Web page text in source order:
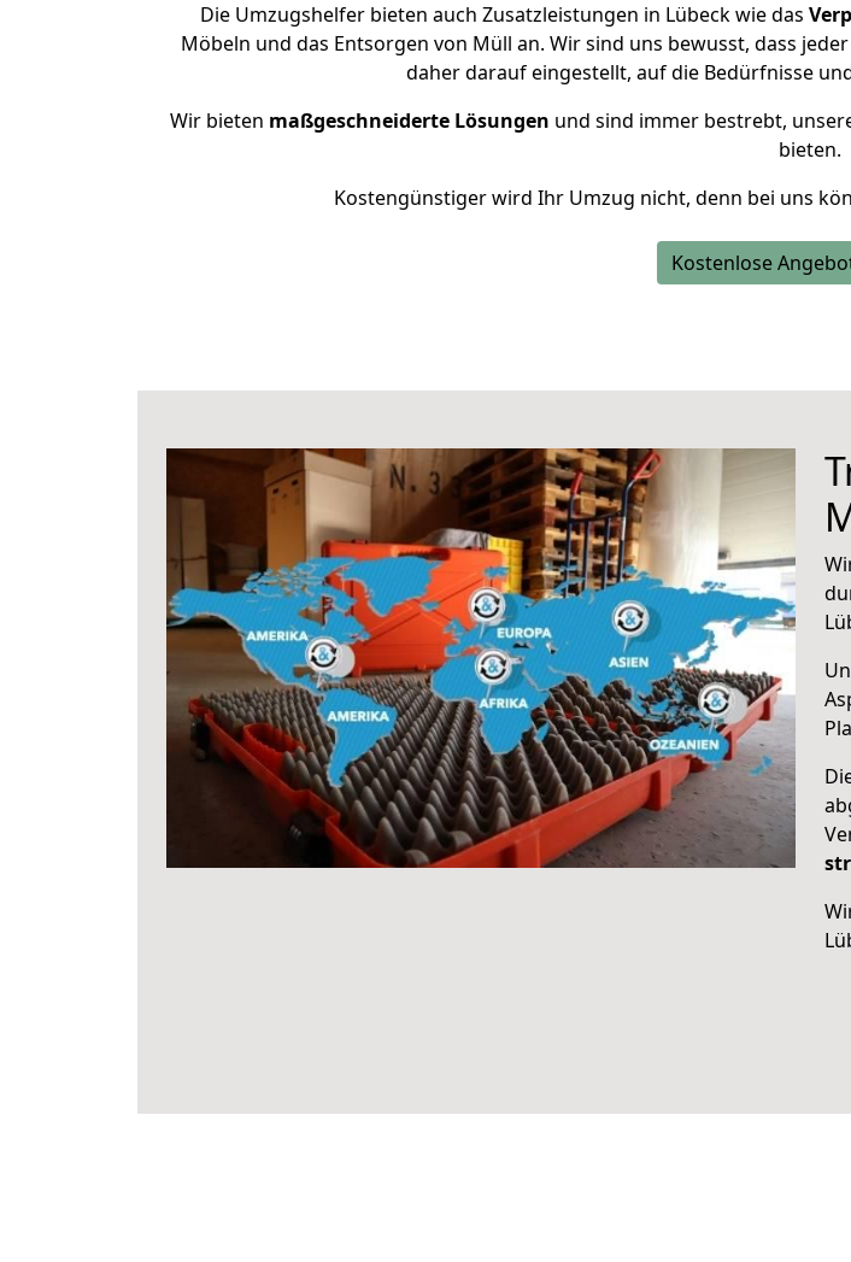
Die Umzugshelfer bieten auch Zusatzleistungen in Lübeck wie das
Möbeln und das Entsorgen von Müll an. Wir sind uns bewusst, dass
daher darauf eingestellt, auf die Bedürfnisse
Wir bieten maßgeschneiderte Lösungen und sind immer bestrebt,
bieten.
Kostengünstiger wird Ihr Umzug nicht, denn bei uns
Kostenlose